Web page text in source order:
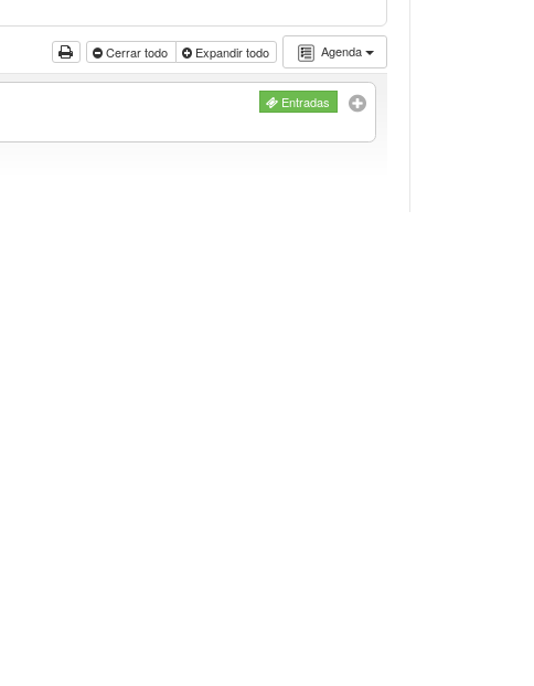
Agenda
Cerrar todo Expandir todo
Entradas